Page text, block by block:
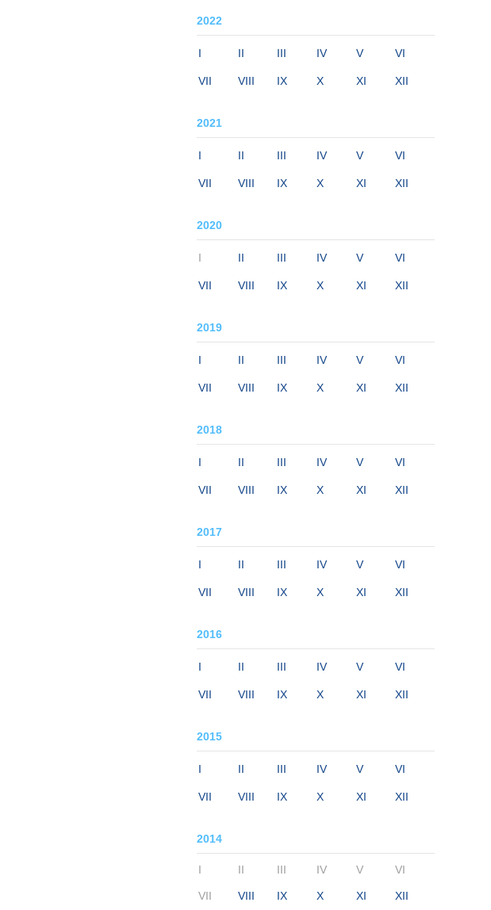
2022
I II III IV V VI
VII VIII IX X XI XII
2021
I II III IV V VI
VII VIII IX X XI XII
2020
I II III IV V VI
VII VIII IX X XI XII
2019
I II III IV V VI
VII VIII IX X XI XII
2018
I II III IV V VI
VII VIII IX X XI XII
2017
I II III IV V VI
VII VIII IX X XI XII
2016
I II III IV V VI
VII VIII IX X XI XII
2015
I II III IV V VI
VII VIII IX X XI XII
2014
I II III IV V VI
VII VIII IX X XI XII